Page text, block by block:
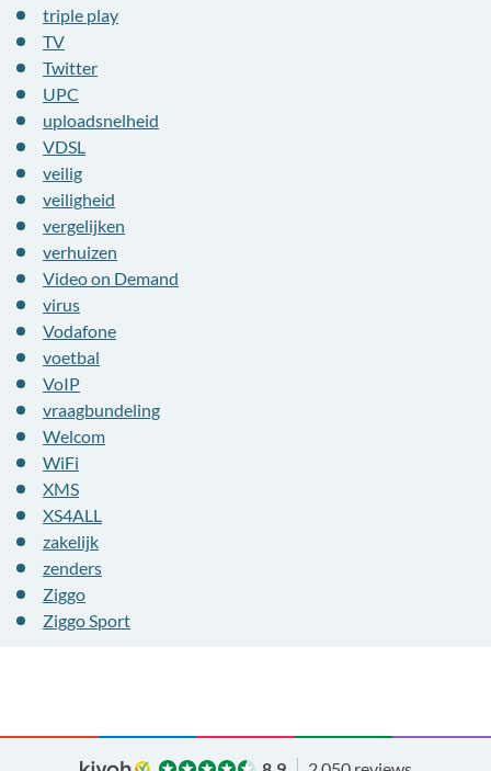
triple play
TV
Twitter
UPC
uploadsnelheid
VDSL
veilig
veiligheid
vergelijken
verhuizen
Video on Demand
virus
Vodafone
voetbal
VoIP
vraagbundeling
Welcom
WiFi
XMS
XS4ALL
zakelijk
zenders
Ziggo
Ziggo Sport